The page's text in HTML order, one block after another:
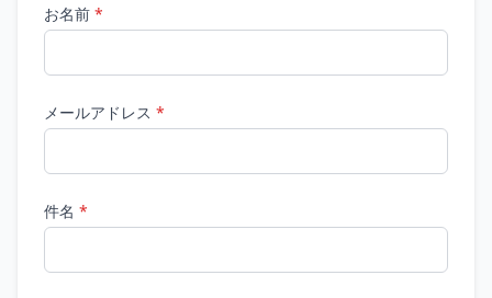
お名前 *
メールアドレス *
件名 *